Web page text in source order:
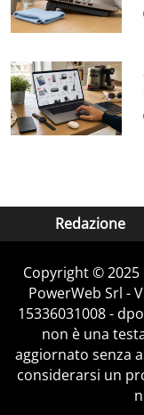
Redazione
Copyright ©
PowerWeb Srl -
15336031008 -
non è una
aggiornato senza
considerarsi un